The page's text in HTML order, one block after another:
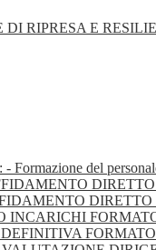
RIPRESA E
Formazione del
INCARICHI